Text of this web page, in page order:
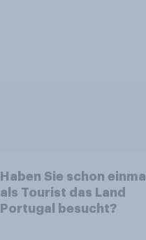
Haben Sie schon einmal
als Tourist das Land
Portugal besucht?